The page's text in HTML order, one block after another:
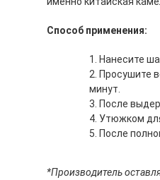
Способ применения:
Нанесите
Просушите
минут.
После
Утюжком
После
*Производитель